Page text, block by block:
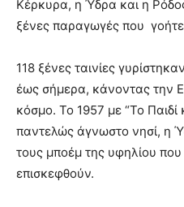
Κέρκυρα, η Ύδρα και η
ξένες παραγωγές που
118 ξένες ταινίες
έως σήμερα, κάνοντας την
κόσμο. Το 1957 με “Το Παιδί
παντελώς άγνωστο νησί, η
τους μποέμ της υφηλίου
επισκεφθούν.